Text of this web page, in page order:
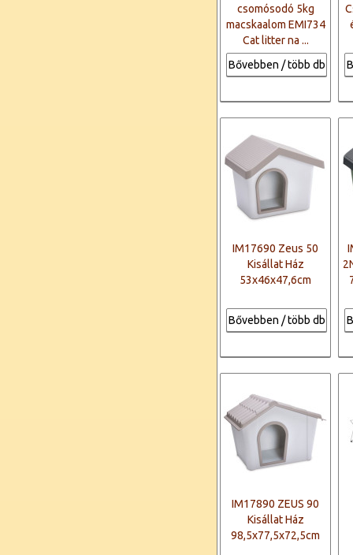
csomósodó 5kg
macskaalom EMI734
Cat litter na ...
Bővebben / több db
IM17690 Zeus 50
Kisállat Ház
53x46x47,6cm
Bővebben / több db
IM17890 ZEUS 90
Kisállat Ház
98,5x77,5x72,5cm